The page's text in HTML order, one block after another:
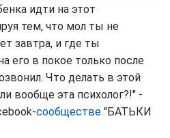
идти на этот
тем, что мол ты не
завтра, и где ты
его в покое только после
Что делать в этой
вообще эта психолог?!" -
сообществе "БАТЬКИ